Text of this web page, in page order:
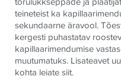
teineteist ka
sekundaarne äravool.
kergesti puhastatav
kapillaarimendumise
muutumatuks. Lisateavet
kohta leiate siit.